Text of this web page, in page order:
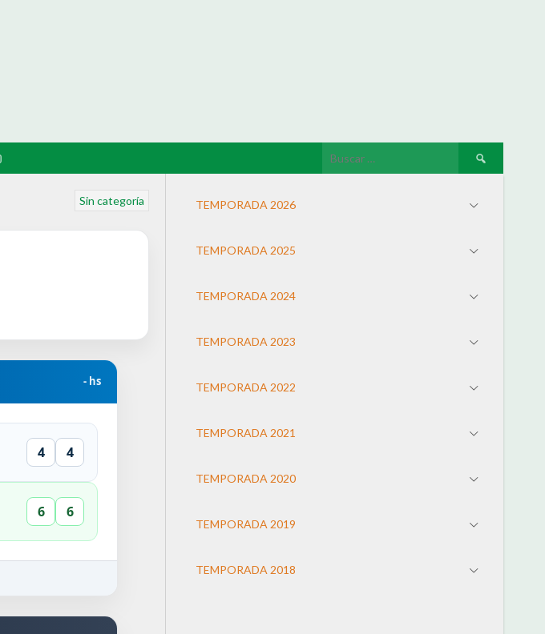
Sin categoría
- hs
4 4
6 6
TEMPORADA 2026
TEMPORADA 2025
TEMPORADA 2024
TEMPORADA 2023
TEMPORADA 2022
TEMPORADA 2021
TEMPORADA 2020
TEMPORADA 2019
TEMPORADA 2018